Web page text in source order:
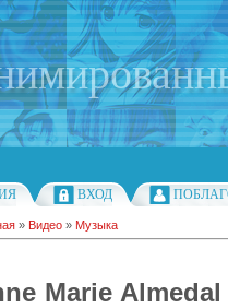
ВХОД
» Видео » Музыка
Marie